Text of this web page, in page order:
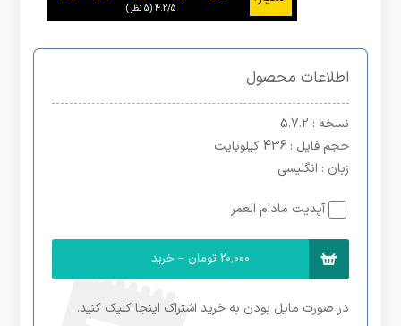
4.2/5
اطلاعات محصول
نسخه : 5.7.2
حجم فایل : 436 کیلوبایت
زبان : انگلیسی
آپدیت مادام العمر
20,000 تومان – خرید
در صورت مایل بودن به خرید اشتراک اینجا کلیک کنید.